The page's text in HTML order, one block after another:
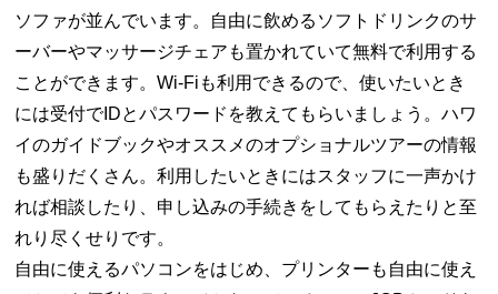
ソファが並んでいます。自由に飲めるソフトドリンクのサ
ーバーやマッサージチェアも置かれていて無料で利用する
ことができます。Wi-Fiも利用できるので、使いたいとき
には受付でIDとパスワードを教えてもらいましょう。ハワ
イのガイドブックやオススメのオプショナルツアーの情報
も盛りだくさん。利用したいときにはスタッフに一声かけ
れば相談したり、申し込みの手続きをしてもらえたりと至
れり尽くせりです。
自由に使えるパソコンをはじめ、プリンターも自由に使え